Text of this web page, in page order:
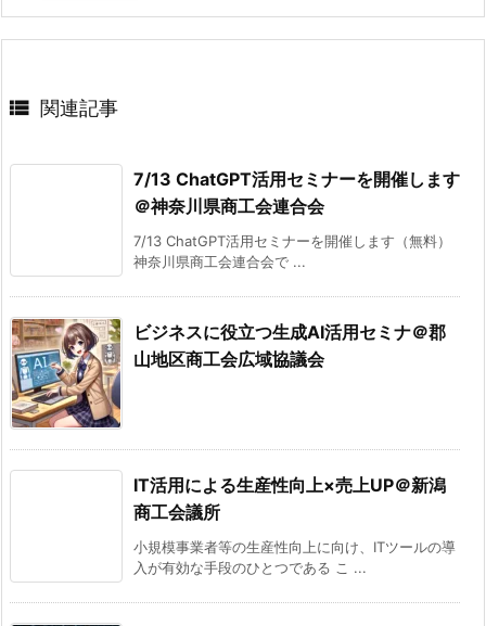
 関連記事
7/13 ChatGPT活用セミナーを開催します
＠神奈川県商工会連合会
7/13 ChatGPT活用セミナーを開催します（無料）
神奈川県商工会連合会で ...
ビジネスに役立つ生成AI活用セミナ＠郡
山地区商工会広域協議会
IT活用による生産性向上×売上UP＠新潟
商工会議所
小規模事業者等の生産性向上に向け、ITツールの導
入が有効な手段のひとつである こ ...